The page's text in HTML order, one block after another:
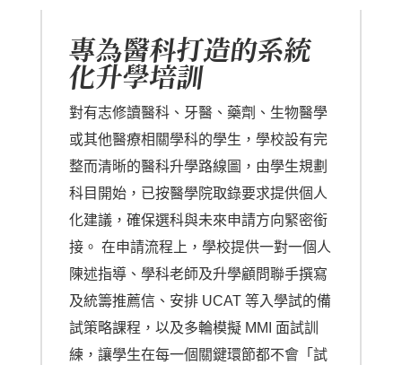
專為醫科打造的系統
化升學培訓
對有志修讀醫科、牙醫、藥劑、生物醫學
或其他醫療相關學科的學生，學校設有完
整而清晰的醫科升學路線圖，由學生規劃
科目開始，已按醫學院取錄要求提供個人
化建議，確保選科與未來申請方向緊密銜
接。 在申請流程上，學校提供一對一個人
陳述指導、學科老師及升學顧問聯手撰寫
及統籌推薦信、安排 UCAT 等入學試的備
試策略課程，以及多輪模擬 MMI 面試訓
練，讓學生在每一個關鍵環節都不會「試